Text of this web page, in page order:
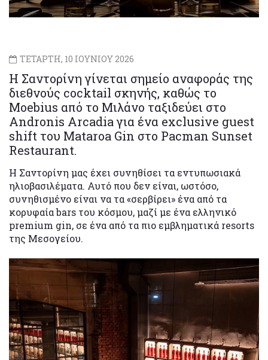
ΤΕΤΑΡΤΗ, 10 ΙΟΥΝΙΟΥ 2026
H Σαντορίνη γίνεται σημείο αναφοράς της
διεθνούς cocktail σκηνής, καθώς το
Moebius από το Μιλάνο ταξιδεύει στο
Andronis Arcadia για ένα exclusive guest
shift του Mataroa Gin στο Pacman Sunset
Restaurant.
Η Σαντορίνη μας έχει συνηθίσει τα εντυπωσιακά
ηλιοβασιλέματα. Αυτό που δεν είναι, ωστόσο,
συνηθισμένο είναι να τα «σερβίρει» ένα από τα
κορυφαία bars του κόσμου, μαζί με ένα ελληνικό
premium gin, σε ένα από τα πιο εμβληματικά resorts
της Μεσογείου.